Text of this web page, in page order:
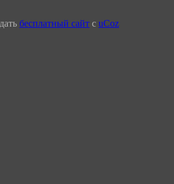
бесплатный сайт с uCoz